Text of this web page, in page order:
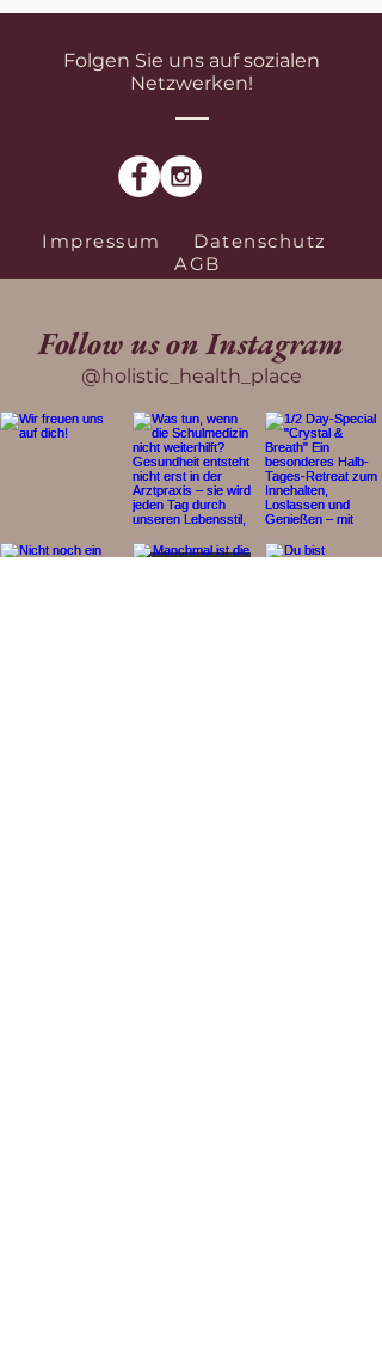
Folgen Sie uns auf sozialen
Netzwerken!
Impressum
Datenschutz
AGB
Follow us on Instagram
@holistic_health_place